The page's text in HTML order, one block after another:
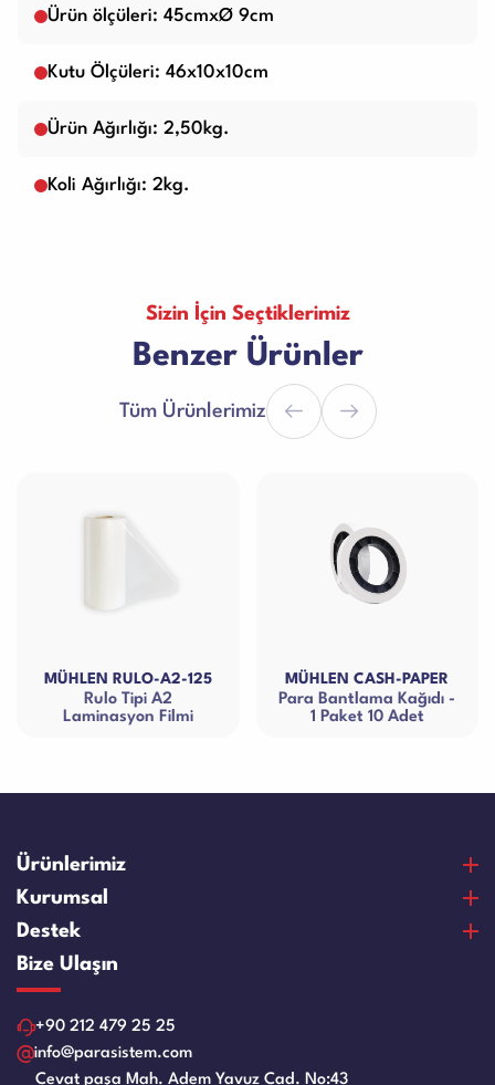
Ürün ölçüleri: 45cmxØ 9cm
Kutu Ölçüleri: 46x10x10cm
Ürün Ağırlığı: 2,50kg.
Koli Ağırlığı: 2kg.
Sizin İçin Seçtiklerimiz
Benzer Ürünler
Tüm Ürünlerimiz
MÜHLEN RULO-A2-125
Rulo Tipi A2
Laminasyon Filmi
MÜHLEN CASH-PAPER
Para Bantlama Kağıdı -
1 Paket 10 Adet
Ürünlerimiz
Para Sayma Makineleri
Para Kontrol Makineleri
Bozuk Para Sayma Makineleri
Elektronik Çelik Para Kasaları
Nakit Para Çekmeceleri
Evrak Kağıt İmha Makineleri
Laminasyon Makineleri
Kurumsal
Hakkımızda
Vizyon & Misyon
Sertifikalar
Referanslar
İnsan Kaynakları
Blog
Destek
Satın Alma Ve Ödeme
Garanti ve Memnuniyet
Ürün Bakım Videoları
Servis Talep Formu
Bize Ulaşın
+90 212 479 25 25
info@parasistem.com
Cevat paşa Mah. Adem Yavuz Cad. No:43